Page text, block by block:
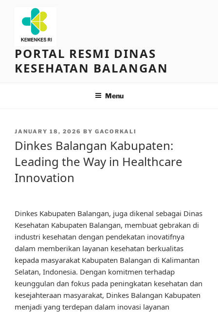
content
PORTAL RESMI DINAS
KESEHATAN BALANGAN
Menu
POSTED
JANUARY 18, 2026 BY GACORKALI
Dinkes Balangan Kabupaten:
Leading the Way in Healthcare
Innovation
Dinkes Kabupaten Balangan, juga dikenal sebagai Dinas
Kesehatan Kabupaten Balangan, membuat gebrakan di
industri kesehatan dengan pendekatan inovatifnya
dalam memberikan layanan kesehatan berkualitas
kepada masyarakat Kabupaten Balangan di Kalimantan
Selatan, Indonesia. Dengan komitmen terhadap
keunggulan dan fokus pada peningkatan kesehatan dan
kesejahteraan masyarakat, Dinkes Balangan Kabupaten
menjadi yang terdepan dalam inovasi layanan